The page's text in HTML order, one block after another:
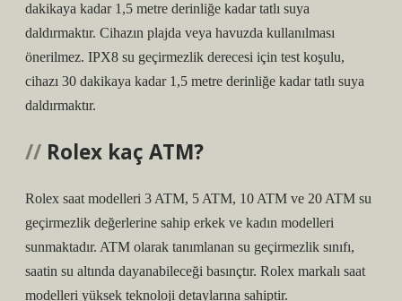
dakikaya kadar 1,5 metre derinliğe kadar tatlı suya
daldırmaktır. Cihazın plajda veya havuzda kullanılması
önerilmez. IPX8 su geçirmezlik derecesi için test koşulu,
cihazı 30 dakikaya kadar 1,5 metre derinliğe kadar tatlı suya
daldırmaktır.
Rolex kaç ATM?
Rolex saat modelleri 3 ATM, 5 ATM, 10 ATM ve 20 ATM su
geçirmezlik değerlerine sahip erkek ve kadın modelleri
sunmaktadır. ATM olarak tanımlanan su geçirmezlik sınıfı,
saatin su altında dayanabileceği basınçtır. Rolex markalı saat
modelleri yüksek teknoloji detaylarına sahiptir.